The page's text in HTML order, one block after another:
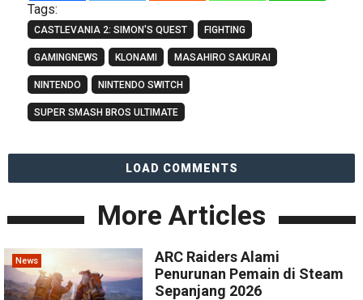
Tags:
CASTLEVANIA 2: SIMON'S QUEST FIGHTING
GAMINGNEWS KLONAMI MASAHIRO SAKURAI
NINTENDO NINTENDO SWITCH
SUPER SMASH BROS ULTIMATE
LOAD COMMENTS
More Articles
News
ARC Raiders Alami
Penurunan Pemain di Steam
Sepanjang 2026